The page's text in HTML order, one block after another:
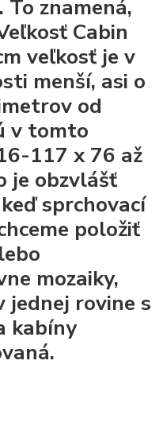
. To znamená,
Cabin
veľkosť je v
menší, asi o
od
v tomto
117 x 76 až
je obzvlášť
sprchovací
položiť
mozaiky,
jednej rovine s
kabíny